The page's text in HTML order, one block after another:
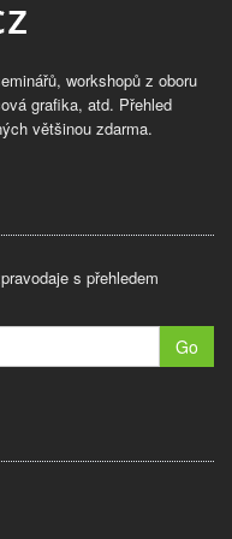
workshopů z oboru
grafika, atd. Přehled
většinou zdarma.
s přehledem
Go